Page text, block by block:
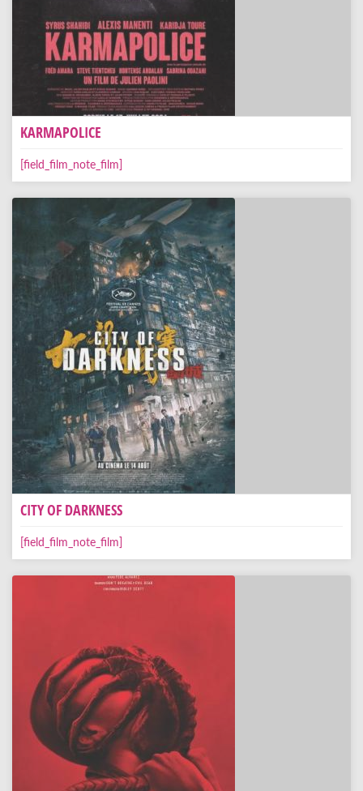
KARMAPOLICE
[field_film_note_film]
CITY OF DARKNESS
[field_film_note_film]